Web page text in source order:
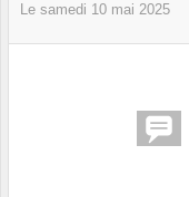
Le samedi 10 mai 2025